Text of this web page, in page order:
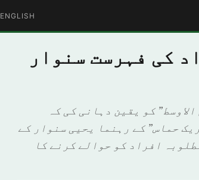
ENGLISH
کی فہرست سنوار
کو یقین دہانی کی کہ
حماس” کے رہنما یحیی سنوار کے
افراد کو حوالے کرنے کا